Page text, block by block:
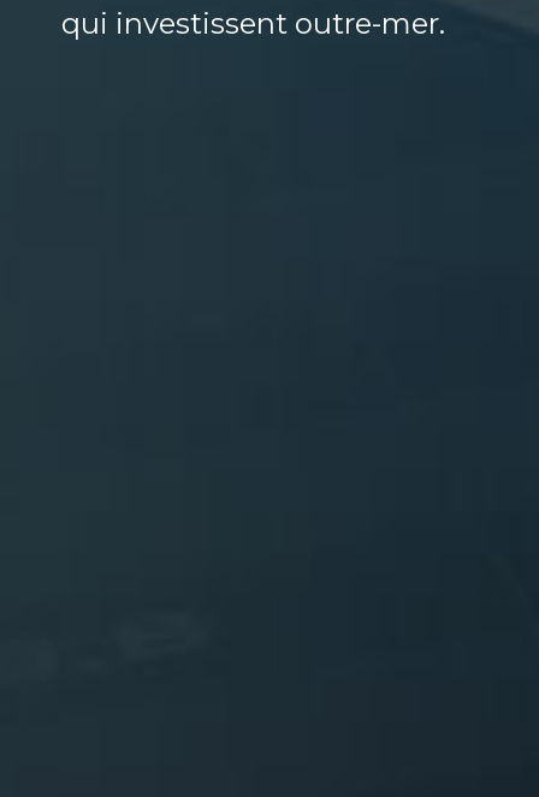
qui investissent outre-mer.